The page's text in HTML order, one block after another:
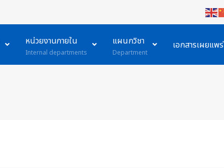
หน่วยงานภายใน
Internal departments
แผนกวิชา
Department
เอกสารเผยแพร่